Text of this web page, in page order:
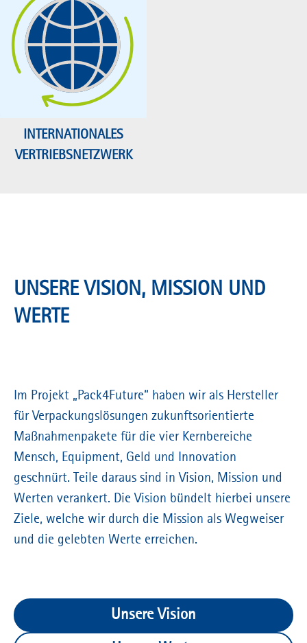
INTERNATIONALES
VERTRIEBSNETZWERK
UNSERE VISION, MISSION UND
WERTE
Im Projekt „Pack4Future“ haben wir als Hersteller
für Verpackungslösungen zukunftsorientierte
Maßnahmenpakete für die vier Kernbereiche
Mensch, Equipment, Geld und Innovation
geschnürt. Teile daraus sind in Vision, Mission und
Werten verankert. Die Vision bündelt hierbei unsere
Ziele, welche wir durch die Mission als Wegweiser
und die gelebten Werte erreichen.
Unsere Vision